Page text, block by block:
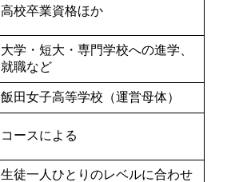
高校卒業資格ほか
大学・短大・専門学校への進学、
就職など
飯田女子高等学校（運営母体）
コースによる
生徒一人ひとりのレベルに合わせ